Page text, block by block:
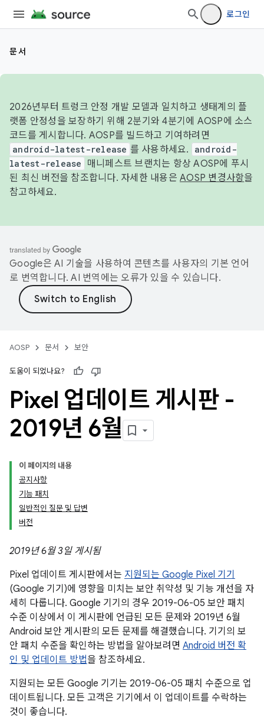
로그인
문서
2026년부터 트렁크 안정 개발 모델과 일치하고 생태계의 플
랫폼 안정성을 보장하기 위해 2분기와 4분기에 AOSP에 소스
코드를 게시합니다. AOSP를 빌드하고 기여하려면
android-latest-release 를 사용하세요.
android-
latest-release
매니페스트 브랜치는 항상 AOSP에 푸시
된 최신 버전을 참조합니다. 자세한 내용은 AOSP 변경사항을
참고하세요.
Google은 AI 기술을 사용하여 콘텐츠를 사용자의 기본 언어
로 번역합니다. AI 번역에는 오류가 있을 수 있습니다.
AOSP 문서 보안
도움이 되었나요?
Pixel 업데이트 게시판 -
2019년 6월
이 페이지의 내용
공지사항
기능 패치
일반적인 질문 및 답변
버전
2019년 6월 3일 게시됨
Pixel 업데이트 게시판에서는 지원되는 Google Pixel 기기
(Google 기기)에 영향을 미치는 보안 취약성 및 기능 개선을 자
세히 다룹니다. Google 기기의 경우 2019-06-05 보안 패치
수준 이상에서 이 게시판에 언급된 모든 문제와 2019년 6월
Android 보안 게시판의 모든 문제를 해결했습니다. 기기의 보
안 패치 수준을 확인하는 방법을 알아보려면 Android 버전 확
인 및 업데이트 방법을 참조하세요.
지원되는 모든 Google 기기는 2019-06-05 패치 수준으로 업
데이트됩니다. 모든 고객은 기기에서 이 업데이트를 수락하는
것이 좋습니다.